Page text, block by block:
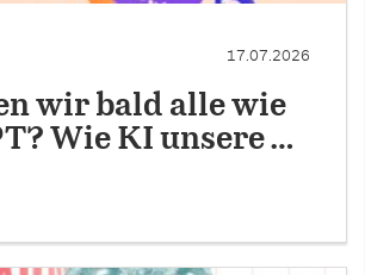
17.07.2026
wir bald alle wie
Wie KI unsere …